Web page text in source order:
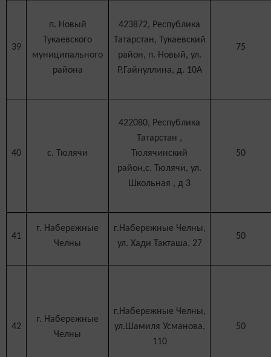
39
п. Новый
Тукаевского
муниципального
района
423872, Республика
Татарстан, Тукаевский
район, п. Новый, ул.
Р.Гайнуллина, д. 10А
75
40 с. Тюлячи
422080, Республика
Татарстан ,
Тюлячинский
район,с. Тюлячи, ул.
Школьная , д 3
50
41
г. Набережные
Челны
г.Набережные Челны,
ул. Хади Такташа, 27
50
42
г. Набережные
Челны
г.Набережные Челны,
ул.Шамиля Усманова,
110
50